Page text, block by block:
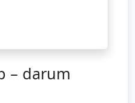
– darum